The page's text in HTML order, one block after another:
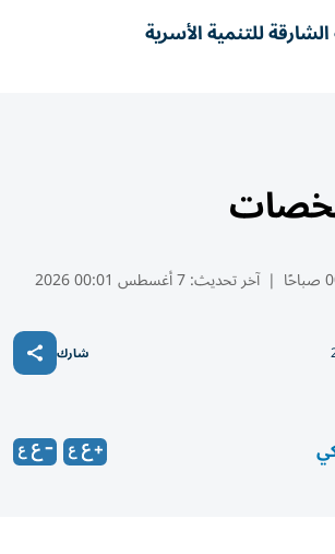
للتنمية الأسرية
| آخر تحديث:7 أغسطس 00:01 2026
شارك